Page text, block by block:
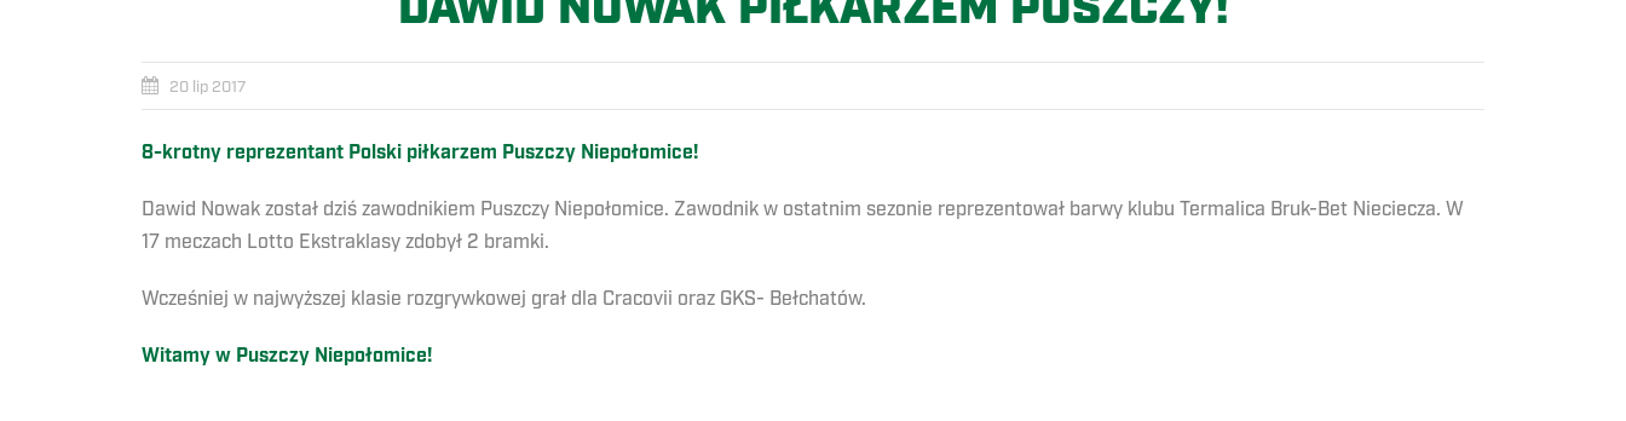
20 lip 2017
8-krotny reprezentant Polski piłkarzem Puszczy Niepołomice!
Dawid Nowak został dziś zawodnikiem Puszczy Niepołomice. Zawodnik w ostatnim sezonie reprezentował barwy klubu Termalica Bruk-Bet Nieciecza. W
17 meczach Lotto Ekstraklasy zdobył 2 bramki.
Wcześniej w najwyższej klasie rozgrywkowej grał dla Cracovii oraz GKS- Bełchatów.
Witamy w Puszczy Niepołomice!